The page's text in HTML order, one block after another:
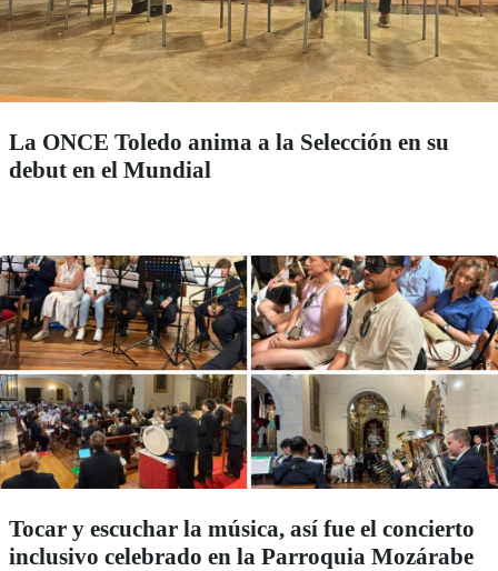
La ONCE Toledo anima a la Selección en su
debut en el Mundial
Tocar y escuchar la música, así fue el concierto
inclusivo celebrado en la Parroquia Mozárabe